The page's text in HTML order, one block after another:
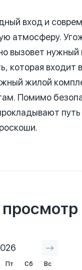
вход и
атмосферу.
вызовет
которая
жилой
Помимо
Пт Сб Вс